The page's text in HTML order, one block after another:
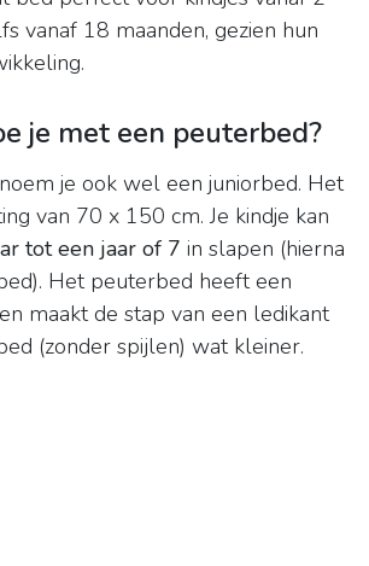
vanaf 18 maanden, gezien hun
je met een peuterbed?
je ook wel een juniorbed. Het
van 70 x 150 cm. Je kindje kan
tot een jaar of 7 in slapen (hierna
Het peuterbed heeft een
maakt de stap van een ledikant
(zonder spijlen) wat kleiner.